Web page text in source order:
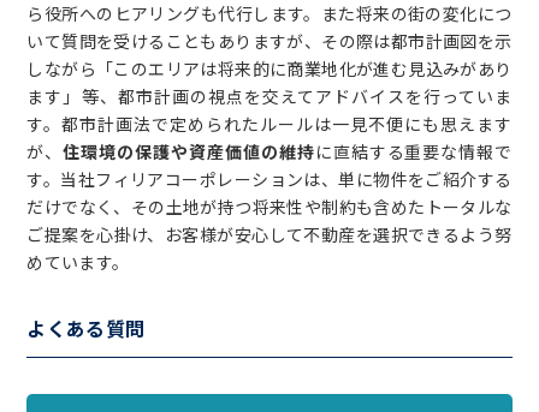
ら役所へのヒアリングも代行します。また将来の街の変化につ
いて質問を受けることもありますが、その際は都市計画図を示
しながら「このエリアは将来的に商業地化が進む見込みがあり
ます」等、都市計画の視点を交えてアドバイスを行っていま
す。都市計画法で定められたルールは一見不便にも思えます
が、住環境の保護や資産価値の維持に直結する重要な情報で
す。当社フィリアコーポレーションは、単に物件をご紹介する
だけでなく、その土地が持つ将来性や制約も含めたトータルな
ご提案を心掛け、お客様が安心して不動産を選択できるよう努
めています。
よくある質問